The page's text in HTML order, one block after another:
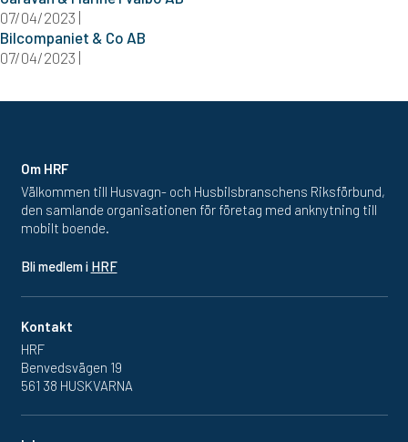
07/04/2023 |
Bilcompaniet & Co AB
07/04/2023 |
Om HRF
Välkommen till Husvagn- och Husbilsbranschens Riksförbund,
den samlande organisationen för företag med anknytning till
mobilt boende.
Bli medlem i HRF
Kontakt
HRF
Benvedsvägen 19
561 38 HUSKVARNA